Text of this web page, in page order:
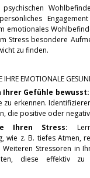
emotionales
Stress besondere
zu finden.
IHRE EMOTIONALE
Ihrer Gefühle bewusst:
zu erkennen.
die positive oder
Ihren Stress:
wie z. B. tiefes Atmen,
Weiteren Stressoren in
diese effektiv